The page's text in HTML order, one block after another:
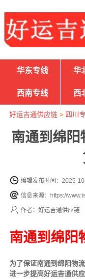
华东专线 华
西南专线 西
好运吉通供应链> 四川
南通到绵阳
编辑发布时间：2025-
信息来源：https://
作者：好运吉通供应链
南通到绵阳
为了保证南通到绵阳物
进一步提高好运吉通供